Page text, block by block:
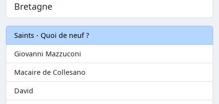
Bretagne
Saints - Quoi de neuf ?
Giovanni Mazzuconi
Macaire de Collesano
David